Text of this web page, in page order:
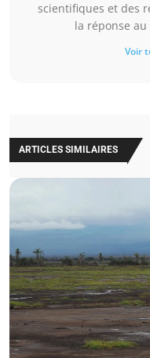
scientifiques et des
la réponse
Voir
ARTICLES SIMILAIRES